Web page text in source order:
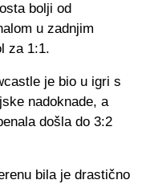
bolji od
u zadnjim
za 1:1.
je bio u igri s
nadoknade, a
došla do 3:2
bila je drastično